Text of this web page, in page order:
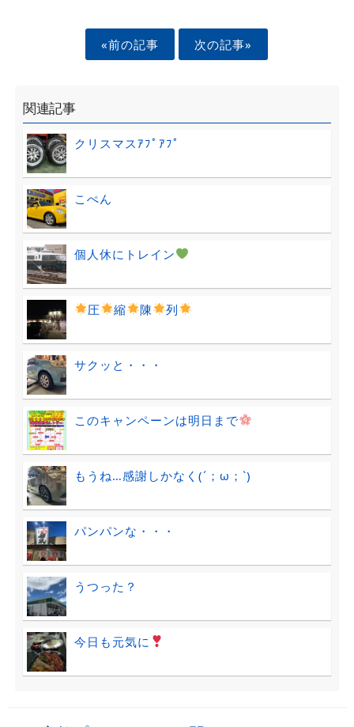
«前の記事 次の記事»
関連記事
クリスマスｱﾌﾟｱﾌﾟ
こぺん
個人休にトレイン
圧 縮 陳 列
サクッと・・・
このキャンペーンは明日まで
もうね…感謝しかなく(´；ω；`)
パンパンな・・・
うつった？
今日も元気に